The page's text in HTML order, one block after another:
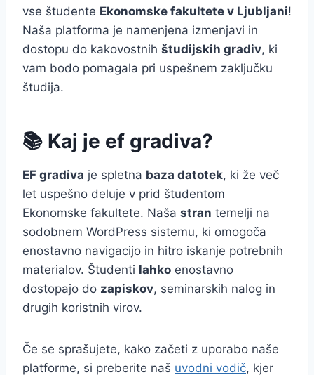
vse študente Ekonomske fakultete v Ljubljani!
Naša platforma je namenjena izmenjavi in
dostopu do kakovostnih študijskih gradiv, ki
vam bodo pomagala pri uspešnem zaključku
študija.
📚 Kaj je ef gradiva?
EF gradiva je spletna baza datotek, ki že več
let uspešno deluje v prid študentom
Ekonomske fakultete. Naša stran temelji na
sodobnem WordPress sistemu, ki omogoča
enostavno navigacijo in hitro iskanje potrebnih
materialov. Študenti lahko enostavno
dostopajo do zapiskov, seminarskih nalog in
drugih koristnih virov.
Če se sprašujete, kako začeti z uporabo naše
platforme, si preberite naš uvodni vodič, kjer